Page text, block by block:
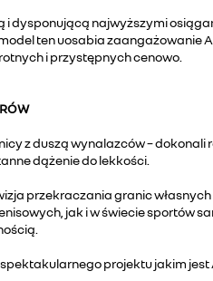
dysponującą najwyższymi
ten uosabia zaangażowanie
i przystępnych cenowo.
z duszą wynalazców –
dążenie do lekkości.
przekraczania granic
jak i w świecie sportów
projektu jakim